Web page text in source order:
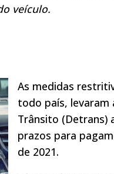
veículo.
As medidas
todo país, levaram
Trânsito (Detrans)
prazos para
de 2021.